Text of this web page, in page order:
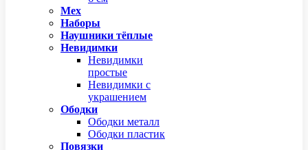
Мех
Наборы
Наушники тёплые
Невидимки
Невидимки
простые
Невидимки с
украшением
Ободки
Ободки металл
Ободки пластик
Повязки